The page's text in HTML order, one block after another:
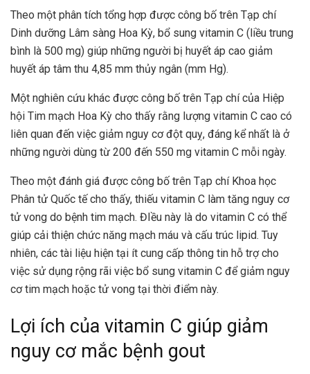
Theo một phân tích tổng hợp được công bố trên Tạp chí
Dinh dưỡng Lâm sàng Hoa Kỳ, bổ sung vitamin C (liều trung
bình là 500 mg) giúp những người bị huyết áp cao giảm
huyết áp tâm thu 4,85 mm thủy ngân (mm Hg).
Một nghiên cứu khác được công bố trên Tạp chí của Hiệp
hội Tim mạch Hoa Kỳ cho thấy rằng lượng vitamin C cao có
liên quan đến việc giảm nguy cơ đột quỵ, đáng kể nhất là ở
những người dùng từ 200 đến 550 mg vitamin C mỗi ngày.
Theo một đánh giá được công bố trên Tạp chí Khoa học
Phân tử Quốc tế cho thấy, thiếu vitamin C làm tăng nguy cơ
tử vong do bệnh tim mạch. ĐIều này là do vitamin C có thể
giúp cải thiện chức năng mạch máu và cấu trúc lipid. Tuy
nhiên, các tài liệu hiện tại ít cung cấp thông tin hỗ trợ cho
việc sử dụng rộng rãi việc bổ sung vitamin C để giảm nguy
cơ tim mạch hoặc tử vong tại thời điểm này.
Lợi ích của vitamin C giúp giảm
nguy cơ mắc bệnh gout